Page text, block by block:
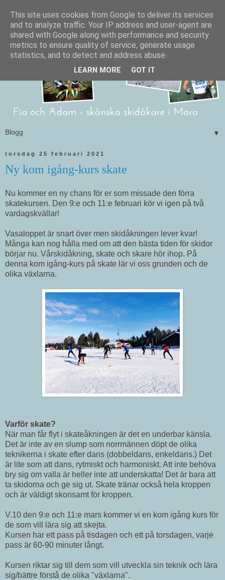
▼
torsdag 25 februari 2021
Ny kom igång-kurs skate
Nu kommer en ny chans för er som missade den förra
skatekursen. Den 9:e och 11:e februari kör vi igen på två
vardagskvällar!
Vasaloppet är snart över men skidåkningen lever kvar!
Många kan nog hålla med om att den bästa tiden för skidor
börjar nu. Vårskidåkning, skate och skare hör ihop. På
denna kom igång-kurs på skate lär vi oss grunden och de
olika växlarna.
Varför skate?
När man får flyt i skateåkningen är det en underbar känsla.
Det är inte av en slump som norrmännen döpt de olika
teknikerna i skate efter dans (dobbeldans, enkeldans.) Det
är lite som att dans, rytmiskt och harmoniskt. Att inte behöva
bry sig om valla är heller inte att underskatta! Det är bara att
ta skidorna och ge sig ut. Skate tränar också hela kroppen
och är väldigt skonsamt för kroppen.
V.10 den 9:e och 11:e mars kommer vi en kom igång kurs för
de som vill lära sig att skejta.
Kursen har ett pass på tisdagen och ett på torsdagen, varje
pass är 60-90 minuter långt.
Kursen riktar sig till dem som vill utveckla sin teknik och lära
sig/bättre förstå de olika "växlarna".
This site uses cookies from Google to deliver its services
and to analyze traffic. Your IP address and user-agent are
shared with Google along with performance and security
metrics to ensure quality of service, generate usage
statistics, and to detect and address abuse.
LEARN MORE GOT IT